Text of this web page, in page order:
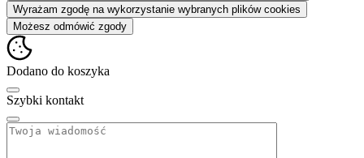
Wyrażam zgodę na wykorzystanie wybranych plików cookies
Możesz odmówić zgody
Dodano do koszyka
Szybki kontakt